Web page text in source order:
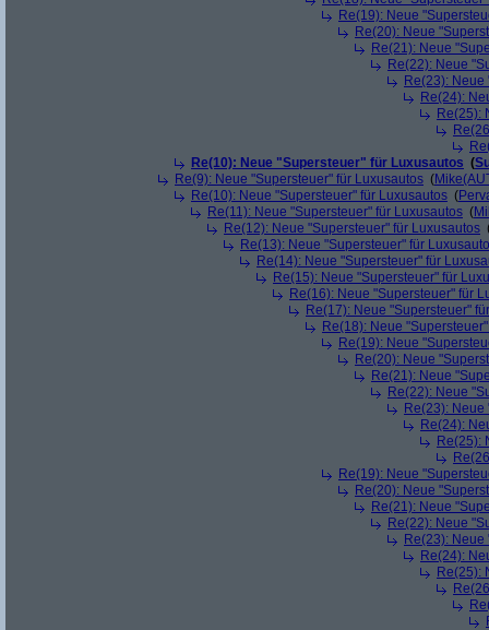
Re(19): Neue
Re(20): Neue
Re(21): Neue
Re(22): Neue
Re(23):
Re(24):
Re(25):
Re(10): Neue "Supersteuer" für Luxusautos (
Re(9): Neue "Supersteuer" für Luxusautos (
Re(10): Neue "Supersteuer" für Luxusautos (
Re(11): Neue "Supersteuer" für Luxusautos (
Re(12): Neue "Supersteuer" für Luxusautos
Re(13): Neue "Supersteuer" für
Re(14): Neue "Supersteuer" für
Re(15): Neue "Supersteuer" für
Re(16): Neue "Supersteuer" für
Re(17): Neue "Supersteuer"
Re(18): Neue
Re(19): Neue
Re(20): Neue
Re(21): Neue
Re(22): Neue
Re(23):
Re(24):
Re(25):
Re(19): Neue
Re(20): Neue
Re(21): Neue
Re(22): Neue
Re(23):
Re(24):
Re(25):